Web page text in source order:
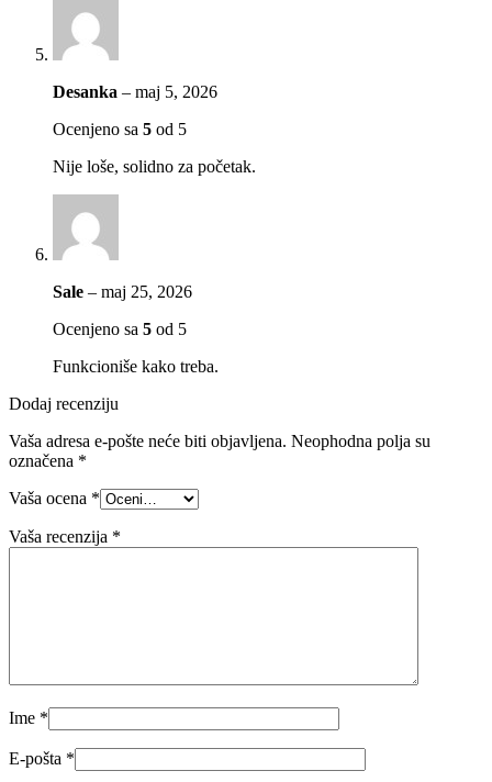
Desanka – maj 5, 2026
Ocenjeno sa 5 od 5
Nije loše, solidno za početak.
Sale – maj 25, 2026
Ocenjeno sa 5 od 5
Funkcioniše kako treba.
Dodaj recenziju
Vaša adresa e-pošte neće biti objavljena. Neophodna polja su
označena *
Vaša ocena *
Vaša recenzija *
Ime *
E-pošta *